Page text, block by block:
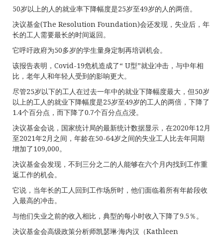
50岁以上的人的就业率下降幅度是25岁至49岁的人的两倍。
决议基金(The Resolution Foundation)会还发现，失业后，年
长的工人需要最长的时间返回。
它呼吁政府为50多岁的学生量身定制再培训机会。
该报告表明，Covid-19危机造成了“ U型”就业冲击，与中年相
比，老年人和年轻人受到的影响更大。
尽管25岁以下的工人在过去一年中的就业下降幅度最大，但50岁
以上的工人的就业下降幅度是25岁至49岁的工人的两倍，下降了
1.4个百分点，而下降了0.7个百分点点浸。
决议基金会说，国家统计局的最新统计数据显示，在2020年12月
至2021年2月之间，年龄在50-64岁之间的失业工人比去年同期
增加了109,000。
决议基金会发现，不到三分之二的人能够在六个月内找到工作重
返工作的机会。
它说，当年长的工人回到工作场所时，他们面临着所有年龄段收
入最高的冲击。
与他们失业之前的收入相比，典型的每小时收入下降了9.5％。
决议基金会高级政策分析师凯瑟琳·海内汉（Kathleen